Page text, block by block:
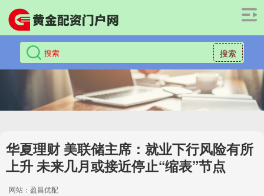
搜索
华夏理财 美联储主席：就业下行风险有所
上升 未来几月或接近停止“缩表”节点
网站：盈昌优配